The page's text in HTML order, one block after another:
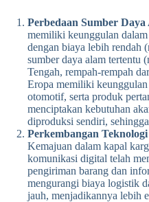
Perbedaan Sumber
memiliki keunggulan
dengan biaya lebih rendah
sumber daya alam tertentu
Tengah, rempah-rempah
Eropa memiliki
otomotif, serta produk
menciptakan kebutuhan
diproduksi sendiri,
Perkembangan
Kemajuan dalam kapal
komunikasi digital telah
pengiriman barang dan
mengurangi biaya logistik
jauh, menjadikannya lebih